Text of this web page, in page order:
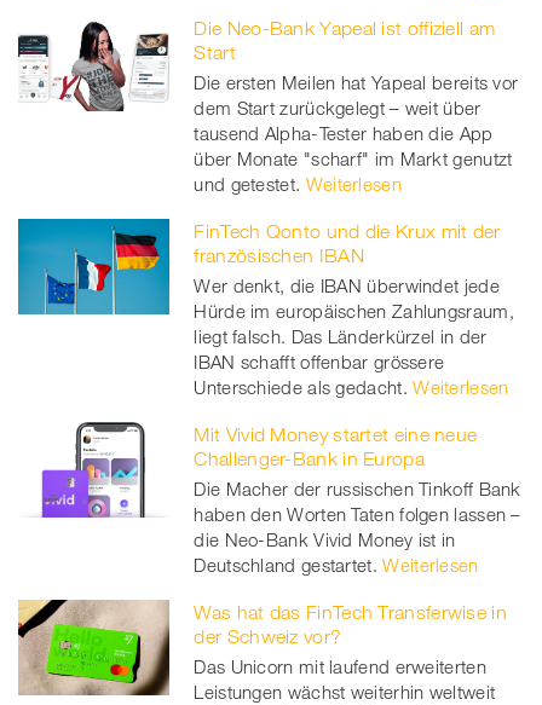
Die Neo-Bank Yapeal ist offiziell am
Start
Die ersten Meilen hat Yapeal bereits vor
dem Start zurückgelegt – weit über
tausend Alpha-Tester haben die App
über Monate "scharf" im Markt genutzt
und getestet. Weiterlesen
FinTech Qonto und die Krux mit der
französischen IBAN
Wer denkt, die IBAN überwindet jede
Hürde im europäischen Zahlungsraum,
liegt falsch. Das Länderkürzel in der
IBAN schafft offenbar grössere
Unterschiede als gedacht. Weiterlesen
Mit Vivid Money startet eine neue
Challenger-Bank in Europa
Die Macher der russischen Tinkoff Bank
haben den Worten Taten folgen lassen –
die Neo-Bank Vivid Money ist in
Deutschland gestartet. Weiterlesen
Was hat das FinTech Transferwise in
der Schweiz vor?
Das Unicorn mit laufend erweiterten
Leistungen wächst weiterhin weltweit